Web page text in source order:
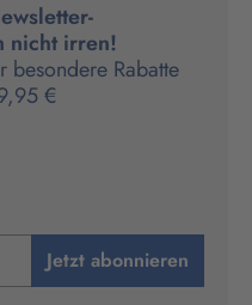
nicht irren!
besondere Rabatte
€
Jetzt abonnieren